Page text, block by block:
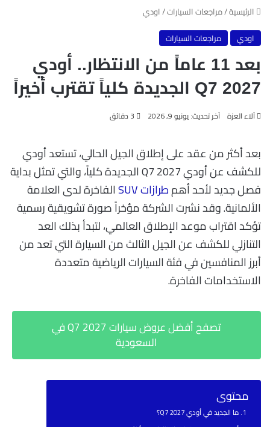
الرئيسية/مراجعات السيارات/اودي
اودي
مراجعات السيارات
بعد 11 عاماً من الانتظار.. أودي
Q7 2027 الجديدة كلياً تقترب أخيراً
آلاء العزة آخر تحديث: يونيو 9, 2026
بعد أكثر من عقد على إطلاق الجيل الحالي، تستعد أودي
للكشف عن أودي Q7 2027 الجديدة كلياً، والتي تمثل بداية
فصل جديد لأحد أهمطرازات SUV
الفاخرة لدى العلامة
الألمانية. وقد نشرت الشركة مؤخراً صورة تشويقية رسمية
تؤكد اقتراب موعد الإطلاق العالمي، لتبدأ بذلك العد
التنازلي للكشف عن الجيل الثالث من السيارة التي تعد من
أبرز المنافسين في فئة السيارات الرياضية متعددة
الاستخدامات الفاخرة.
تصفح أفضل عروض سيارات Q7 2027 في
السعودية
محتوى
ما الجديد في أودي Q7 2027؟